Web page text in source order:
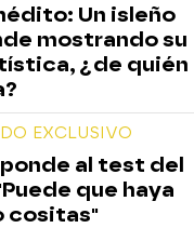
Un isleño
mostrando su
¿de quién
EXCLUSIVO
al test del
que haya
cositas"